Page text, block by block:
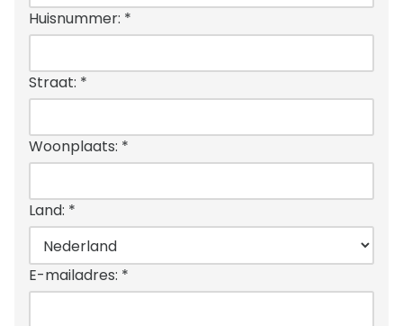
Huisnummer: *
Straat: *
Woonplaats: *
Land: *
E-mailadres: *